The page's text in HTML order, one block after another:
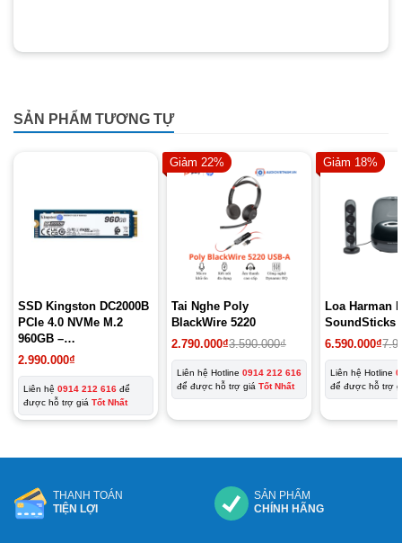
SẢN PHẨM TƯƠNG TỰ
SSD Kingston DC2000B
PCIe 4.0 NVMe M.2
960GB –
SEDC2000BM8/960G
2.990.000₫
Liên hệ 0914 212 616 để
được hỗ trợ giá Tốt Nhất
Giảm 22%
Tai Nghe Poly
BlackWire 5220
2.790.000₫3.590.000₫
Liên hệ Hotline0914 212 616
để được hỗ trợ giáTốt Nhất
Giảm 18%
Loa Harman
SoundSticks
6.590.000₫
Liên hệ Hotline
để được hỗ trợ
THANH TOÁN
TIỆN LỢI
SẢN PHẨM
CHÍNH HÃNG